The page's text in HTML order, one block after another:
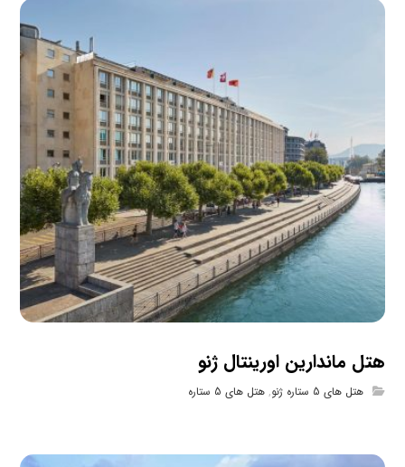
هتل ماندارین اورینتال ژنو
هتل های 5 ستاره ژنو ,هتل های 5 ستاره